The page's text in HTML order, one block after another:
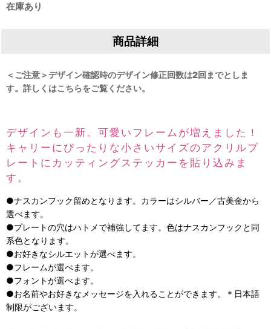
在庫あり
商品詳細
＜ご注意＞デザイン確認時のデザイン修正回数は2回までとしま
す。詳しくはこちらをご覧ください。
デザインも一新。可愛いフレームが増えました！
キャリーにぴったりな小さいサイズのアクリルプ
レートにカッティングステッカーを貼り込みま
す。
●ナスカンフック留めとなります。カラーはシルバー／古美金から
選べます。
●プレートの穴はハトメで補強してます。色はナスカンフックと同
系色となります。
●お好きなシルエットが選べます。
●フレームが選べます。
●フォントが選べます。
●お名前やお好きなメッセージを入れることができます。＊日本語
制限がございます。